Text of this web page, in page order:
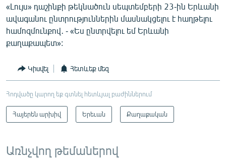
«Լույս» դաշինքի թեկնածուն սեպտեմբերի 23-ին Երևանի
ավագանու ընտրություններին մասնակցելու է հաղթելու
համոզմունքով․ - «Ես ընտրվելու եմ Երևանի
քաղաքապետ»:
Կիսվել Հետևեք մեզ
Հոդվածը կարող եք գտնել հետևյալ բաժիններում
Հայերեն արխիվ Երեւան Քաղաքական
Առնչվող թեմաներով